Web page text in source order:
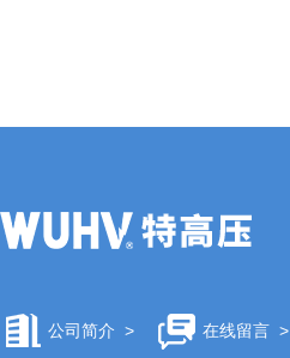
公司简介 > 在线留言>